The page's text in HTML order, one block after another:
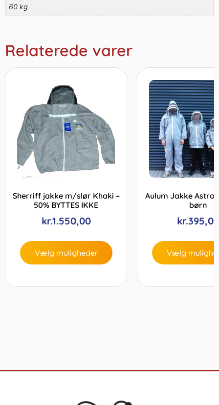
60 kg
Relaterede varer
Sherriff jakke m/slør Khaki –
50% BYTTES IKKE
kr.1.550,00
Vælg muligheder
Aulum Jakke
børn
kr.395,00
Vælg